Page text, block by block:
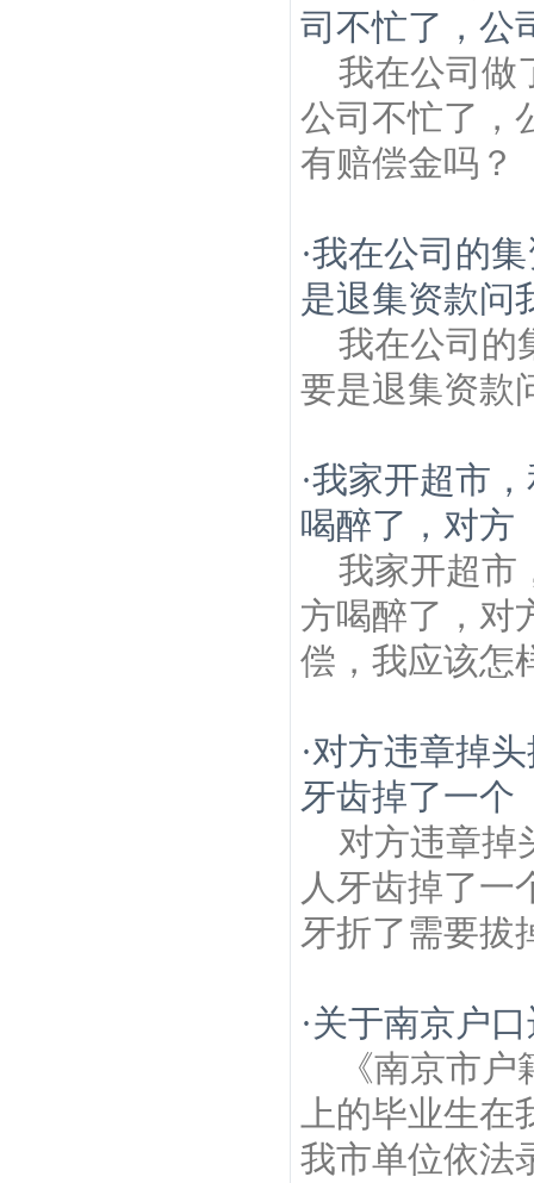
司不忙了，公
我在公司做
公司不忙了，
有赔偿金吗？
·我在公司的
是退集资款问
我在公司的
要是退集资款
·我家开超市
喝醉了，对方
我家开超市
方喝醉了，对
偿，我应该怎
·对方违章掉
牙齿掉了一个
对方违章掉
人牙齿掉了一
牙折了需要拔
·关于南京户
《南京市
上的毕业生
我市单位依法